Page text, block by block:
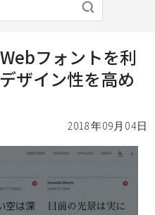
フォントを利
ザイン性を高め
2018年09月04日